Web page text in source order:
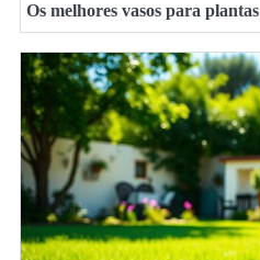
Os melhores vasos para plantas